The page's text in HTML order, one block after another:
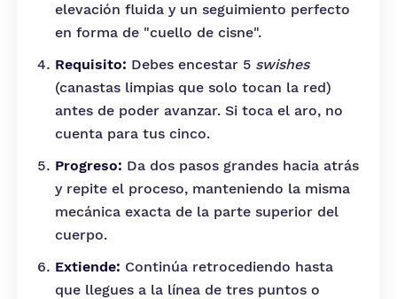
elevación fluida y un seguimiento perfecto
en forma de "cuello de cisne".
Requisito: Debes encestar 5 swishes
(canastas limpias que solo tocan la red)
antes de poder avanzar. Si toca el aro, no
cuenta para tus cinco.
Progreso: Da dos pasos grandes hacia atrás
y repite el proceso, manteniendo la misma
mecánica exacta de la parte superior del
cuerpo.
Extiende: Continúa retrocediendo hasta
que llegues a la línea de tres puntos o